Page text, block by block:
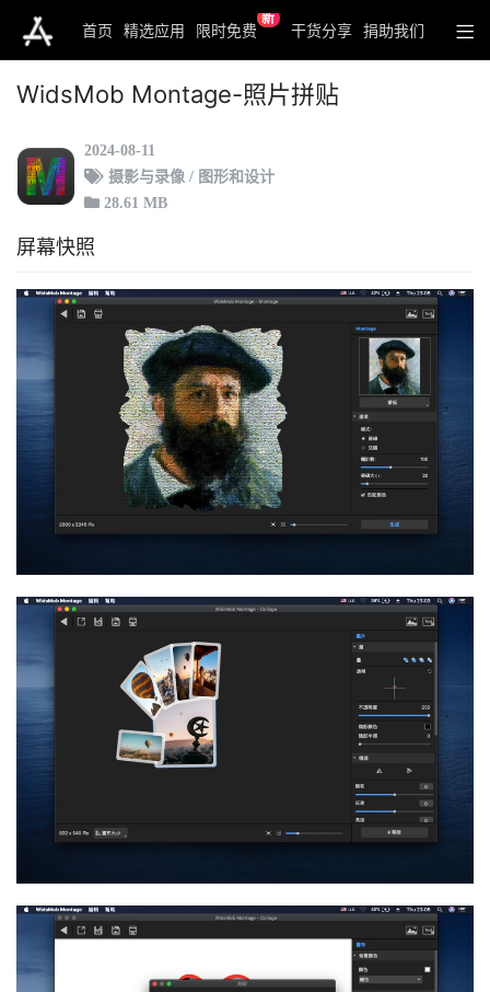
首页 精选应用 限时免费
新
干货分享 捐助我们
WidsMob Montage-照片拼贴
2024-08-11
摄影与录像 / 图形和设计
28.61 MB
屏幕快照